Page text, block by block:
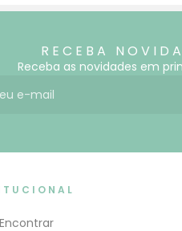
RECEBA
Receba as novidades em